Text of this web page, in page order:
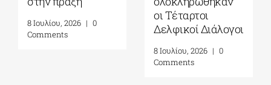
Ιουλίου 2026
ανθρωπότητας
και την
προσωπική πράξη|
Γράφει η